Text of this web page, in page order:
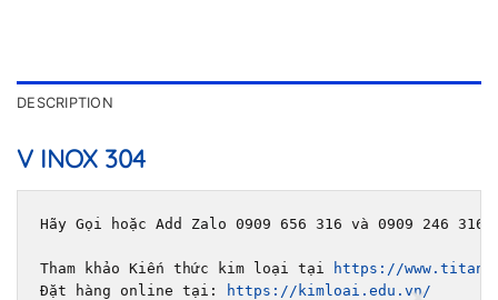
DESCRIPTION
V INOX 304
Hãy Gọi hoặc Add Zalo 0909 656 316 và 0909 246
Tham khảo Kiến thức kim loại tại
https://
Đặt hàng online tại:
https://kimloai.edu.vn/